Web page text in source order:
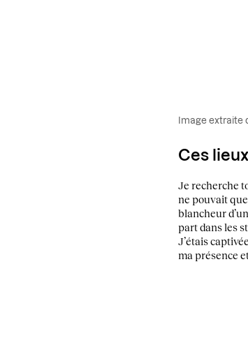
Image extraite
Ces
Je recherche
ne pouvait
blancheur
part dans les
J’étais
ma présence